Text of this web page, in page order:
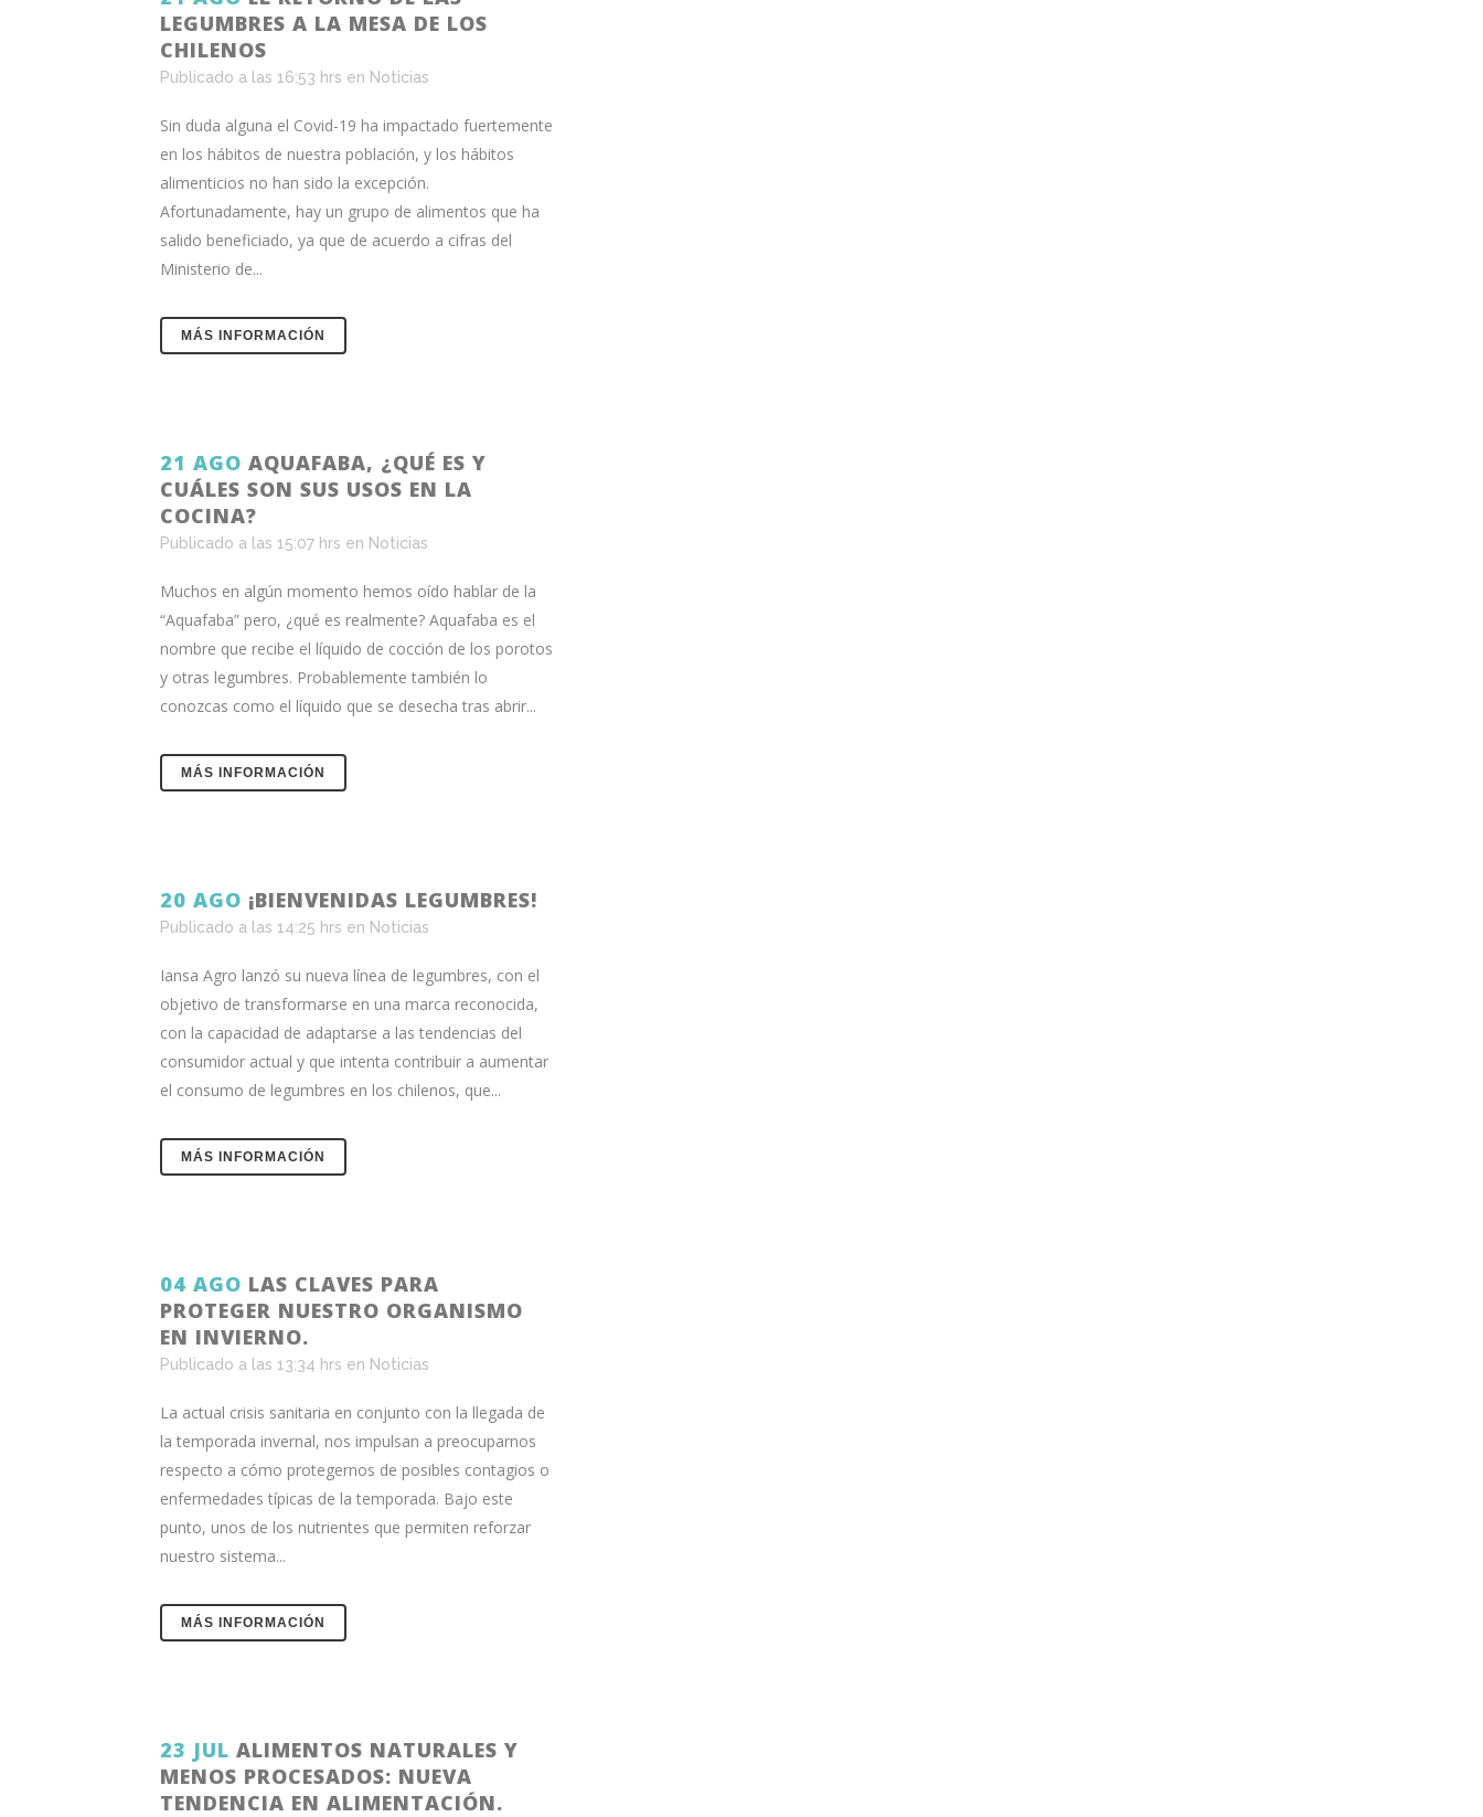
LEGUMBRES A LA MESA DE LOS
CHILENOS
Publicado a las 16:53 hrs en Noticias
Sin duda alguna el Covid-19 ha impactado fuertemente
en los hábitos de nuestra población, y los hábitos
alimenticios no han sido la excepción.
Afortunadamente, hay un grupo de alimentos que ha
salido beneficiado, ya que de acuerdo a cifras del
Ministerio de...
MÁS INFORMACIÓN
21 AGO AQUAFABA, ¿QUÉ ES Y
CUÁLES SON SUS USOS EN LA
COCINA?
Publicado a las 15:07 hrs en Noticias
Muchos en algún momento hemos oído hablar de la
“Aquafaba” pero, ¿qué es realmente? Aquafaba es el
nombre que recibe el líquido de cocción de los porotos
y otras legumbres. Probablemente también lo
conozcas como el líquido que se desecha tras abrir...
MÁS INFORMACIÓN
20 AGO ¡BIENVENIDAS LEGUMBRES!
Publicado a las 14:25 hrs en Noticias
Iansa Agro lanzó su nueva línea de legumbres, con el
objetivo de transformarse en una marca reconocida,
con la capacidad de adaptarse a las tendencias del
consumidor actual y que intenta contribuir a aumentar
el consumo de legumbres en los chilenos, que...
MÁS INFORMACIÓN
04 AGO LAS CLAVES PARA
PROTEGER NUESTRO ORGANISMO
EN INVIERNO.
Publicado a las 13:34 hrs en Noticias
La actual crisis sanitaria en conjunto con la llegada de
la temporada invernal, nos impulsan a preocuparnos
respecto a cómo protegernos de posibles contagios o
enfermedades típicas de la temporada. Bajo este
punto, unos de los nutrientes que permiten reforzar
nuestro sistema...
MÁS INFORMACIÓN
23 JUL ALIMENTOS NATURALES Y
MENOS PROCESADOS: NUEVA
TENDENCIA EN ALIMENTACIÓN.